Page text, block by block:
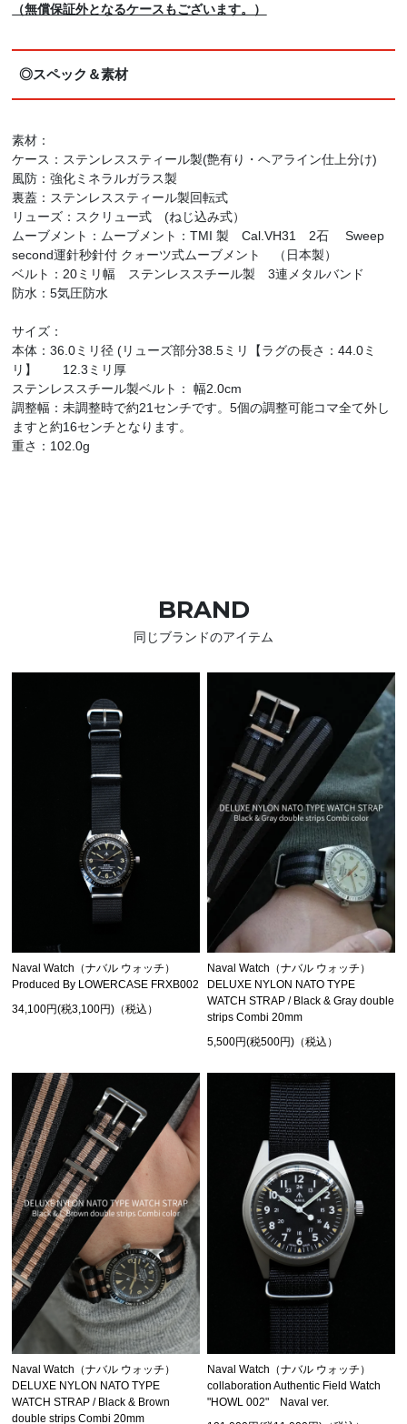
（無償保証外となるケースもございます。）
◎スペック＆素材
素材：
ケース：ステンレススティール製(艶有り・ヘアライン仕上分け)
風防：強化ミネラルガラス製
裏蓋：ステンレススティール製回転式
リューズ：スクリュー式 (ねじ込み式）
ムーブメント：ムーブメント：TMI 製 Cal.VH31 2石 Sweep
second運針秒針付 クォーツ式ムーブメント （日本製）
ベルト：20ミリ幅 ステンレススチール製 3連メタルバンド
防水：5気圧防水
サイズ：
本体：36.0ミリ径 (リューズ部分38.5ミリ【ラグの長さ：44.0ミ
リ】 12.3ミリ厚
ステンレススチール製ベルト： 幅2.0cm
調整幅：未調整時で約21センチです。5個の調整可能コマ全て外し
ますと約16センチとなります。
重さ：102.0g
BRAND
同じブランドのアイテム
Naval Watch（ナバル ウォッチ）
Produced By LOWERCASE FRXB002
34,100円(税3,100円)（税込）
Naval Watch（ナバル ウォッチ）
DELUXE NYLON NATO TYPE
WATCH STRAP / Black & Gray double
strips Combi 20mm
5,500円(税500円)（税込）
Naval Watch（ナバル ウォッチ）
DELUXE NYLON NATO TYPE
WATCH STRAP / Black & Brown
double strips Combi 20mm
Naval Watch（ナバル ウォッチ）
collaboration Authentic Field Watch
"HOWL 002" Naval ver.